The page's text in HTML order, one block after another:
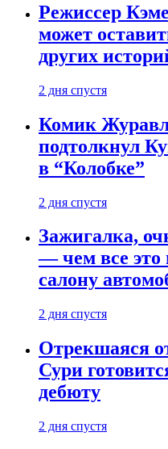
Режиссер
может
других
2 дня спустя
Комик
подтолкнул
в “Колобке”
2 дня спустя
Зажигалка,
— чем все это
салону
2 дня спустя
Отрекшаяся
Сури
дебюту
2 дня спустя